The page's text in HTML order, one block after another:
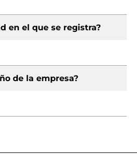
en el que se registra?
de la empresa?